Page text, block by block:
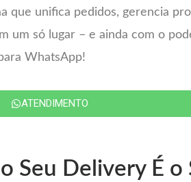
que unifica pedidos, gerencia
um só lugar – e ainda com o
WhatsApp!
ATENDIMENTO
Seu Delivery É